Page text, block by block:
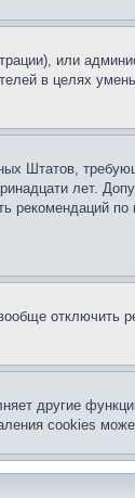
или
в целях
Штатов,
лет.
рекомендаций
отключить
другие
cookies